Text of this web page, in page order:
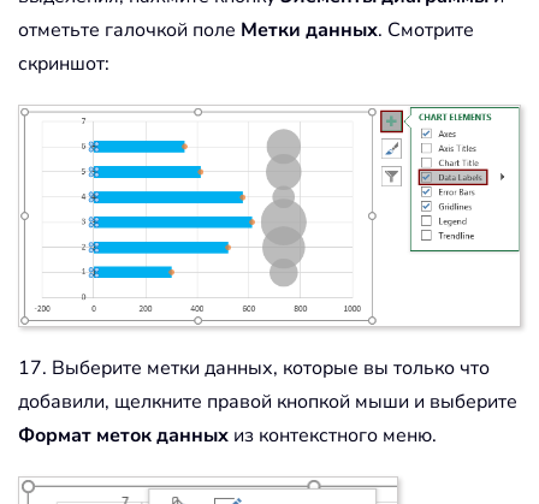
отметьте галочкой поле Метки данных. Смотрите
скриншот:
17. Выберите метки данных, которые вы только что
добавили, щелкните правой кнопкой мыши и выберите
Формат меток данных из контекстного меню.